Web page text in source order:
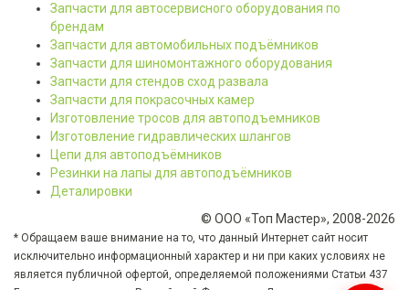
Запчасти для автосервисного оборудования по
брендам
Запчасти для автомобильных подъёмников
Запчасти для шиномонтажного оборудования
Запчасти для стендов сход развала
Запчасти для покрасочных камер
Изготовление тросов для автоподъемников
Изготовление гидравлических шлангов
Цепи для автоподъёмников
Резинки на лапы для автоподъёмников
Деталировки
© ООО «Топ Мастер», 2008-2026
* Обращаем ваше внимание на то, что данный Интернет сайт носит
исключительно информационный характер и ни при каких условиях не
является публичной офертой, определяемой положениями Статьи 437